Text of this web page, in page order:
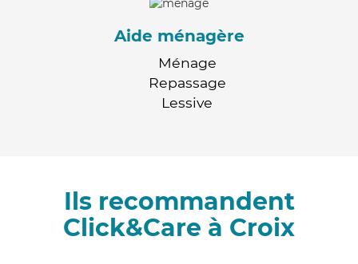
Aide ménagère
Ménage
Repassage
Lessive
Ils recommandent
Click&Care à Croix